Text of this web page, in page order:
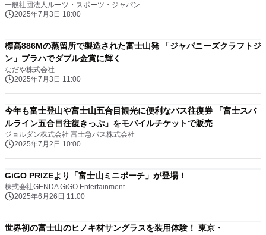
一般社団法人ルーツ・スポーツ・ジャパン
2025年7月3日 18:00
標高886Mの蒸留所で製造された富士山発 「ジャパニーズクラフトジ
ン」プラハでダブル金賞に輝く
なだや株式会社
2025年7月3日 11:00
今年も富士登山や富士山五合目観光に便利なバス往復券 「富士スバ
ルライン五合目往復きっぷ」をモバイルチケットで販売
ジョルダン株式会社 富士急バス株式会社
2025年7月2日 10:00
GiGO PRIZEより「富士山ミニポーチ」が登場！
株式会社GENDA GiGO Entertainment
2025年6月26日 11:00
世界初の富士山のヒノキ材サングラスを装用体験！ 東京・